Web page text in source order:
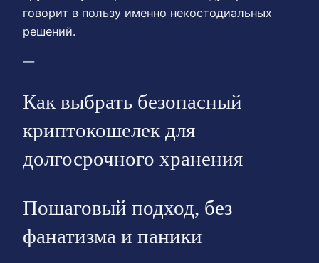
говорит в пользу именно некостодиальных
решений.
—
Как выбрать безопасный
криптокошелек для
долгосрочного хранения
Пошаговый подход, без
фанатизма и паники